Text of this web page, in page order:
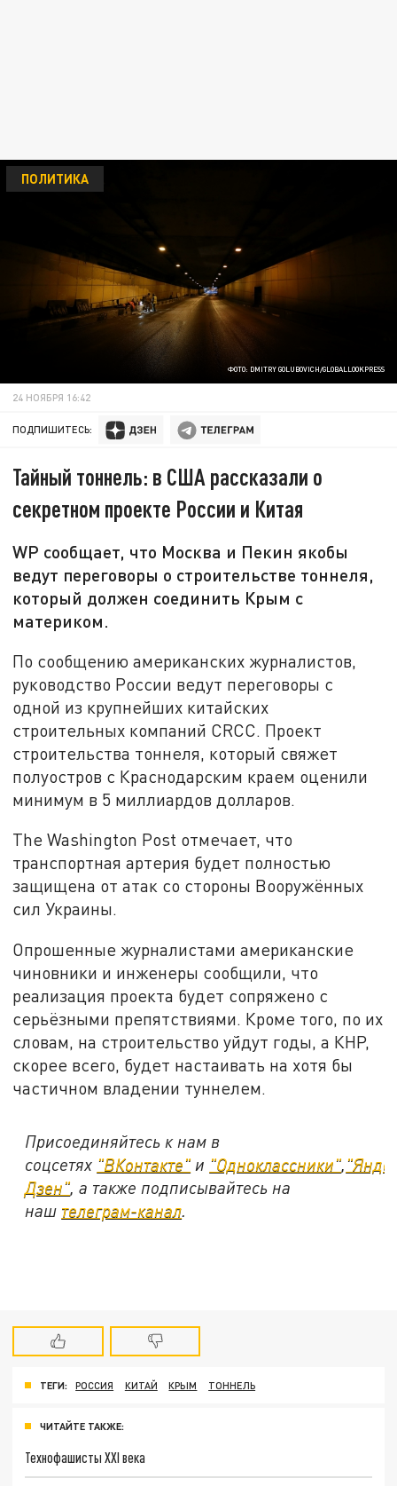
ФОТО: DMITRY GOLUBOVICH/GLOBALLOOKPRESS
ПОЛИТИКА
24 НОЯБРЯ 16:42
ПОДПИШИТЕСЬ:
Тайный тоннель: в США рассказали о
секретном проекте России и Китая
WP сообщает, что Москва и Пекин якобы
ведут переговоры о строительстве тоннеля,
который должен соединить Крым с
материком.
По сообщению американских журналистов,
руководство России ведут переговоры с
одной из крупнейших китайских
строительных компаний CRCC. Проект
строительства тоннеля, который свяжет
полуостров с Краснодарским краем оценили
минимум в 5 миллиардов долларов.
The Washington Post отмечает, что
транспортная артерия будет полностью
защищена от атак со стороны Вооружённых
сил Украины.
Опрошенные журналистами американские
чиновники и инженеры сообщили, что
реализация проекта будет сопряжено с
серьёзными препятствиями. Кроме того, по их
словам, на строительство уйдут годы, а КНР,
скорее всего, будет настаивать на хотя бы
частичном владении туннелем.
Присоединяйтесь к нам в
соцсетях "ВКонтакте" и "Одноклассники",
Дзен", а также подписывайтесь на
наш телеграм-канал.
ТЕГИ: РОССИЯ КИТАЙ КРЫМ ТОННЕЛЬ
ЧИТАЙТЕ ТАКЖЕ:
Технофашисты XXI века